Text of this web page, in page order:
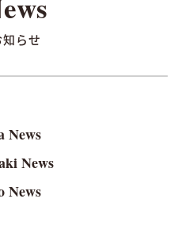
知らせ
News
News
News